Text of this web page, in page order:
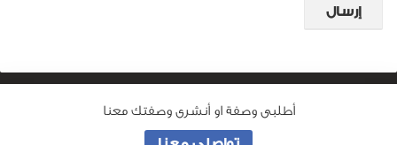
أطلبى وصفة او أنشرى وصفتك معنا
من نحن